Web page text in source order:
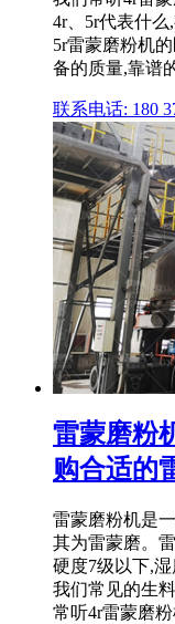
4r、5r代表什
5r雷蒙磨粉机
备的质量,靠谱
联系电话: 180
雷蒙磨粉
购合适的
雷蒙磨粉机是
其为雷蒙磨。
硬度7级以下,
我们常见的生
常听4r雷蒙磨